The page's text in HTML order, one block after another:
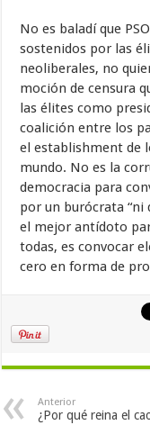
No es baladí que
sostenidos por las
neoliberales, no
moción de censura
las élites como
coalición entre los
el establishment de
mundo. No es la
democracia para
por un burócrata “ni
el mejor antídoto
todas, es convocar
cero en forma de
Anterior
¿Por qué reina el